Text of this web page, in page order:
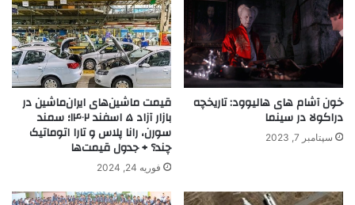
خون آشام های هالیوود: تاریخچه
دراکولا در سینما
سپتامبر 7, 2023
قیمت ماشین‌های ایران‌ماشین در
بازار آزاد ۵ اسفند ۱۴۰۲؛ سمند
سورن، رانا پلاس و تارا اتوماتیک
چند؟ + جدول قیمت‌ها
فوریه 24, 2024